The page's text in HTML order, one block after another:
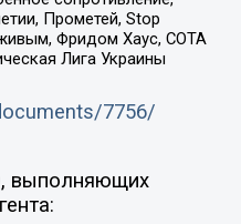
Прометей, Stop
Фридом Хаус, СОТА
Лига Украины
7756/
выполняющих